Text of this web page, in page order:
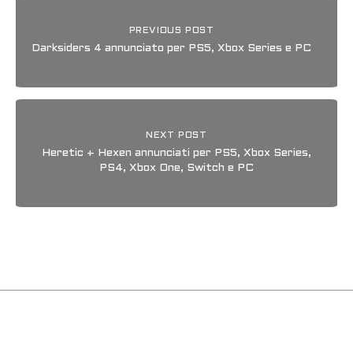
PREVIOUS POST
Darksiders 4 annunciato per PS5, Xbox Series e PC
NEXT POST
Heretic + Hexen annunciati per PS5, Xbox Series,
PS4, Xbox One, Switch e PC